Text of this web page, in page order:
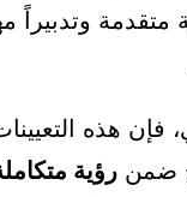
وتدبيراً
فإن هذه
ضمن رؤية